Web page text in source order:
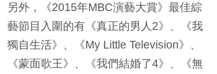
另外，《2015年MBC演藝大賞》最佳綜
藝節目入圍的有《真正的男人2》、《我
獨自生活》、《My Little Television》、
《蒙面歌王》、《我們結婚了4》、《無